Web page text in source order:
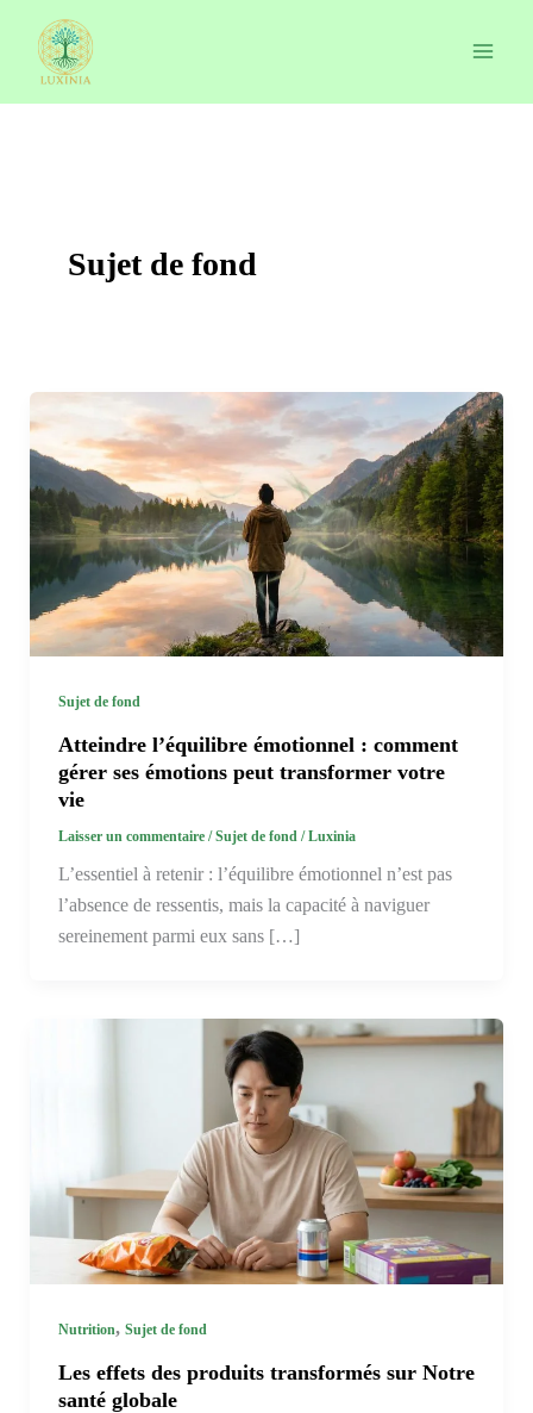
contenu
Sujet de fond
Sujet de fond
Atteindre l’équilibre émotionnel : comment
gérer ses émotions peut transformer votre
vie
Laisser un commentaire /Sujet de fond /Luxinia
L’essentiel à retenir : l’équilibre émotionnel n’est pas
l’absence de ressentis, mais la capacité à naviguer
sereinement parmi eux sans […]
Nutrition, Sujet de fond
Les effets des produits transformés sur Notre
santé globale